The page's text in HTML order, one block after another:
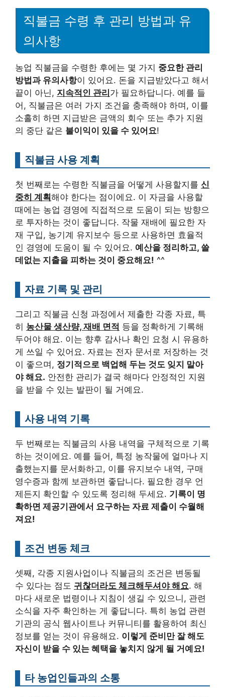
직불금 수령 후 관리 방법과 유
의사항
농업 직불금을 수령한 후에는 몇 가지 중요한 관리
방법과 유의사항이 있어요. 돈을 지급받았다고 해서
끝이 아닌, 지속적인 관리 가 필요하답니다. 예를 들
어, 직불금은 여러 가지 조건을 충족해야 하며, 이를
소홀히 하면 지급받은 금액의 회수 또는 추가 지원
의 중단 같은 불이익이 있을 수 있어요!
직불금 사용 계획
첫 번째로는 수령한 직불금을 어떻게 사용할지를 신
중히 계획 해야 한다는 점이에요. 이 자금을 사용할
때에는 농업 경영에 직접적으로 도움이 되는 방향으
로 투자하는 것이 좋답니다. 작물 재배에 필요한 자
재 구입, 농기계 유지보수 등으로 사용하면 효율적
인 경영에 도움이 될 수 있어요. 예산을 정리하고, 쓸
데없는 지출을 피하는 것이 중요해요! ^^
자료 기록 및 관리
그리고 직불금 신청 과정에서 제출한 각종 자료, 특
히 농산물 생산량, 재배 면적 등을 정확하게 기록해
두어야 해요. 이는 향후 감사나 확인 요청 시 유용하
게 쓰일 수 있어요. 자료는 전자 문서로 저장하는 것
이 좋으며, 정기적으로 백업해 두는 것도 잊지 말아
야 해요. 안전한 관리가 결국 해마다 안정적인 지원
을 받을 수 있는 발판이 될 거예요.
사용 내역 기록
두 번째로는 직불금의 사용 내역을 구체적으로 기록
하는 것이에요. 예를 들어, 특정 농작물에 얼마나 지
출했는지를 문서화하고, 이를 유지보수 내역, 구매
영수증과 함께 보관하면 좋답니다. 필요한 경우 언
제든지 확인할 수 있도록 정리해 두세요. 기록이 명
확하면 제공기관에서 요구하는 자료 제출이 수월해
져요!
조건 변동 체크
셋째, 각종 지원사업이나 직불금의 조건은 변동될
수 있다는 점도 귀찮더라도 체크해두셔야 해요. 해
마다 새로운 법령이나 지침이 생길 수 있으니, 관련
소식을 자주 확인하는 게 좋답니다. 특히 농업 관련
기관의 공식 웹사이트나 커뮤니티를 활용하여 최신
정보를 얻는 것이 유용해요. 이렇게 준비만 잘 해도
자신이 받을 수 있는 혜택을 놓치지 않게 될 거예요!
타 농업인들과의 소통